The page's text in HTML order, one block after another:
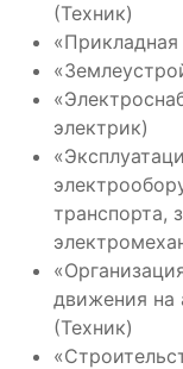
(Техник)
«Прикладная
электрик)
транспорта,
движения на
(Техник)